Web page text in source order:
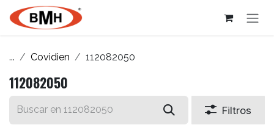
Ir al contenido
... Covidien 112082050
112082050
Filtros